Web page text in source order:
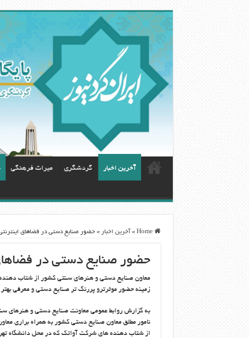
آخرین اخبار گردشگری ميراث فرهنگی
Home
» آخرین اخبار » حضور صنایع دستی در فضاهای
حضور صنایع دستی در
معاون صنایع دستی و هنرهای سنتی کشور از شتاب دهنده
زمینه حضور موثرترو پررنگ تر صنایع دستی و معرفی بهتر
به گزارش روابط عمومی معاونت صنایع دستی و هنرهای
نامور مطلق معاون صنایع دستی کشور به همراه براری
از شتاب دهنده های شرکت آواتک که در محل دانشگاه